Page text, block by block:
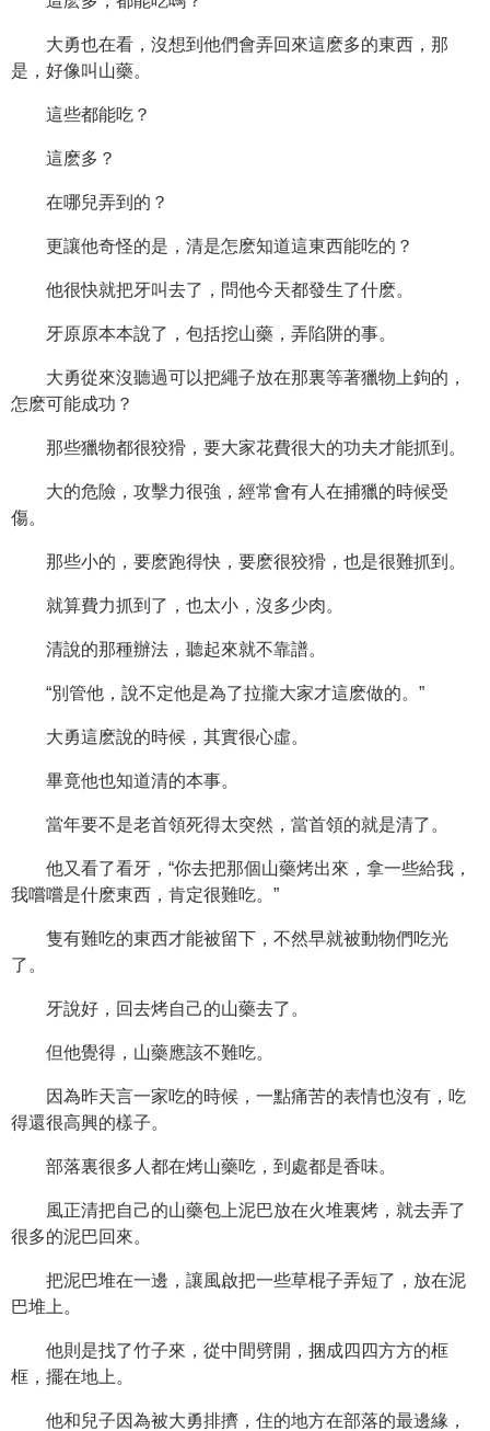
大勇也在看，沒想到他們會弄回來這麽多的東西，那
是，好像叫山藥。
這些都能吃？
這麽多？
在哪兒弄到的？
更讓他奇怪的是，清是怎麽知道這東西能吃的？
他很快就把牙叫去了，問他今天都發生了什麽。
牙原原本本說了，包括挖山藥，弄陷阱的事。
大勇從來沒聽過可以把繩子放在那裏等著獵物上鉤的，
怎麽可能成功？
那些獵物都很狡猾，要大家花費很大的功夫才能抓到。
大的危險，攻擊力很強，經常會有人在捕獵的時候受
傷。
那些小的，要麽跑得快，要麽很狡猾，也是很難抓到。
就算費力抓到了，也太小，沒多少肉。
清說的那種辦法，聽起來就不靠譜。
“別管他，說不定他是為了拉攏大家才這麽做的。”
大勇這麽說的時候，其實很心虛。
畢竟他也知道清的本事。
當年要不是老首領死得太突然，當首領的就是清了。
他又看了看牙，“你去把那個山藥烤出來，拿一些給我，
我嚐嚐是什麽東西，肯定很難吃。”
隻有難吃的東西才能被留下，不然早就被動物們吃光
了。
牙說好，回去烤自己的山藥去了。
但他覺得，山藥應該不難吃。
因為昨天言一家吃的時候，一點痛苦的表情也沒有，吃
得還很高興的樣子。
部落裏很多人都在烤山藥吃，到處都是香味。
風正清把自己的山藥包上泥巴放在火堆裏烤，就去弄了
很多的泥巴回來。
把泥巴堆在一邊，讓風啟把一些草棍子弄短了，放在泥
巴堆上。
他則是找了竹子來，從中間劈開，捆成四四方方的框
框，擺在地上。
他和兒子因為被大勇排擠，住的地方在部落的最邊緣，